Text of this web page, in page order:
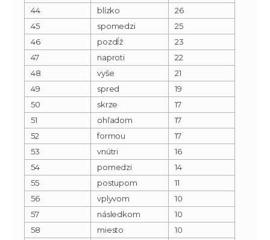
44
blízko
26
45
spomedzi
25
46
pozdĺž
23
47
naproti
22
48
vyše
21
49
spred
19
50
skrze
17
51
ohľadom
17
52
formou
17
53
vnútri
16
54
pomedzi
14
55
postupom
11
56
vplyvom
10
57
následkom
10
58
miesto
10